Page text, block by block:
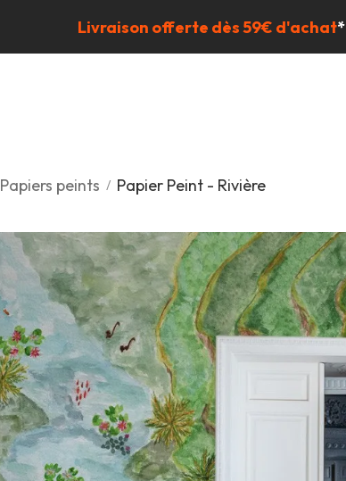
Livraison offerte dès 59€ d'achat*
Papiers peints Papier Peint - Rivière